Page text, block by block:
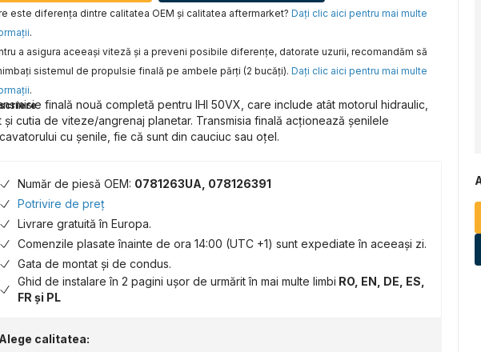
este diferența dintre calitatea OEM și calitatea aftermarket? Daţi clic aici pentru mai multe
.
a asigura aceeaşi viteză şi a preveni posibile diferenţe, datorate uzurii, recomandăm să
sistemul de propulsie finală pe ambele părţi (2 bucăţi). Daţi clic aici pentru mai multe
.
finală nouă completă pentru IHI 50VX, care include atât motorul hidraulic,
și cutia de viteze/angrenaj planetar. Transmisia finală acționează șenilele
cu șenile, fie că sunt din cauciuc sau oțel.
Număr de piesă OEM: 0781263UA, 078126391
Potrivire de preț
Livrare gratuită în Europa.
Comenzile plasate înainte de ora 14:00 (UTC +1) sunt expediate în aceeași zi.
Gata de montat și de condus.
Ghid de instalare în 2 pagini ușor de urmărit în mai multe limbi RO, EN, DE, ES,
FR și PL
Alege calitatea: